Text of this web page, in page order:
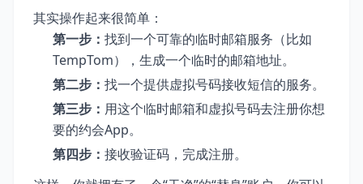
其实操作起来很简单：
第一步： 找到一个可靠的临时邮箱服务（比如
TempTom），生成一个临时的邮箱地址。
第二步： 找一个提供虚拟号码接收短信的服务。
第三步： 用这个临时邮箱和虚拟号码去注册你想
要的约会App。
第四步： 接收验证码，完成注册。